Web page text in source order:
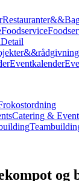
Catering &
Restauranter&&
Foodservice
Detail
&&rådgivning
Eventkalender
og